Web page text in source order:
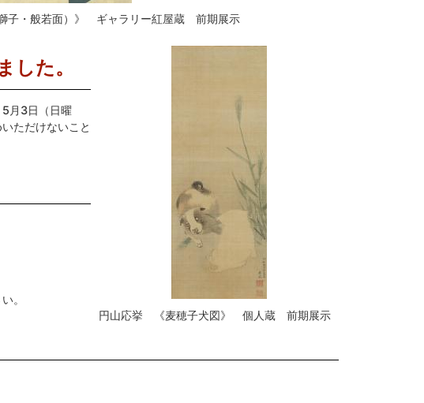
子・般若面）》 ギャラリー紅屋蔵 前期展示
円山応挙 《麦穂子犬図》 個人蔵 前期展示
した。
月3日（日曜
ただけないこと
。